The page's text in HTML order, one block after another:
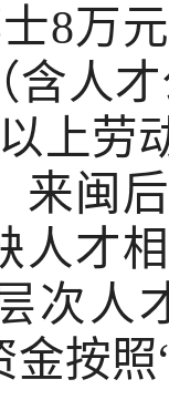
8万
含人
上劳
来闽
人才
次人
金按